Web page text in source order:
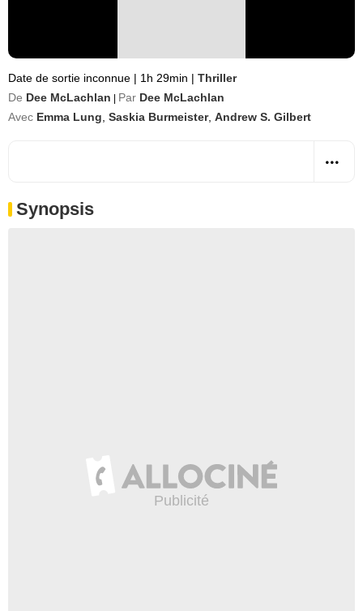
Date de sortie inconnue | 1h 29min | Thriller
De Dee McLachlan Par Dee McLachlan
Avec Emma Lung Saskia Burmeister, Andrew S. Gilbert
Synopsis